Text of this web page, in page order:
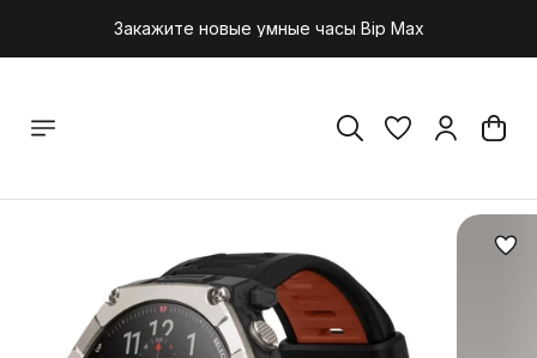
Закажите новые умные часы Bip Max